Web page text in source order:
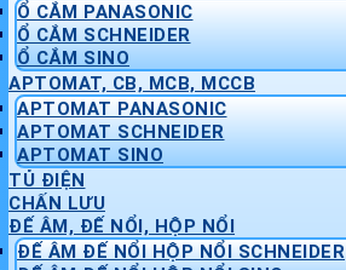
Ổ CẮM PANASONIC
Ổ CẮM SCHNEIDER
Ổ CẮM SINO
APTOMAT, CB, MCB, MCCB
APTOMAT PANASONIC
APTOMAT SCHNEIDER
APTOMAT SINO
TỦ ĐIỆN
CHẤN LƯU
ĐẾ ÂM, ĐẾ NỔI, HỘP NỔI
ĐẾ ÂM ĐẾ NỔI HỘP NỔI SCHNEIDER